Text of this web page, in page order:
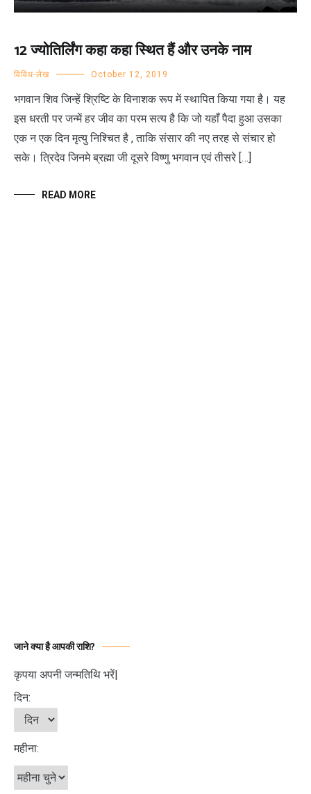
12 ज्योतिर्लिंग कहा कहा स्थित हैं और उनके नाम
विविध-लेख October 12, 2019
भगवान शिव जिन्हें श्रिष्टि के विनाशक रूप में स्थापित किया गया है। यह
इस धरती पर जन्में हर जीव का परम सत्य है कि जो यहाँ पैदा हुआ उसका
एक न एक दिन मृत्यु निश्चित है , ताकि संसार की नए तरह से संचार हो
सके। त्रिदेव जिनमे ब्रह्मा जी दूसरे विष्णु भगवान एवं तीसरे […]
READ MORE
जाने क्या है आपकी राशि?
कृपया अपनी जन्मतिथि भरें|
दिन:
महीना: